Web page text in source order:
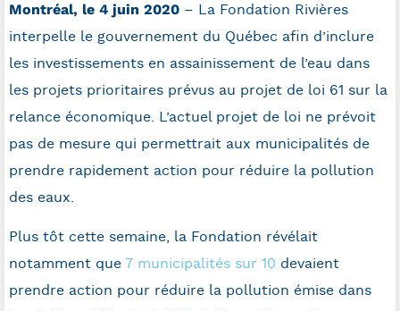
Montréal, le 4 juin 2020 – La Fondation Rivières
interpelle le gouvernement du Québec afin d’inclure
les investissements en assainissement de l’eau dans
les projets prioritaires prévus au projet de loi 61 sur la
relance économique. L’actuel projet de loi ne prévoit
pas de mesure qui permettrait aux municipalités de
prendre rapidement action pour réduire la pollution
des eaux.
Plus tôt cette semaine, la Fondation révélait
notamment que 7 municipalités sur 10 devaient
prendre action pour réduire la pollution émise dans